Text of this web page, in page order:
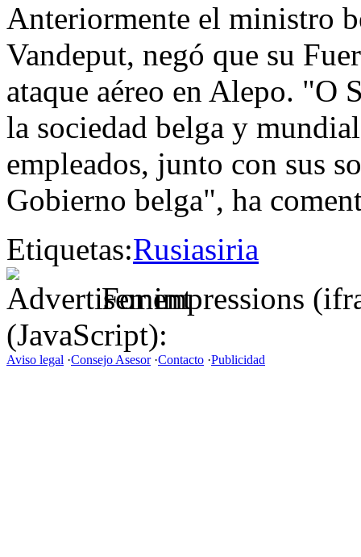
Anteriormente el ministro
Vandeput, negó que su
ataque aéreo en Alepo. "O
la sociedad belga y
empleados, junto con sus
Gobierno belga", ha
Etiquetas:Rusiasiria
For impressions
(JavaScript):
Aviso legal ·Consejo Asesor·Contacto ·Publicidad